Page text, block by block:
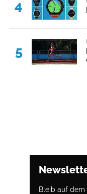
4
5
Bleib auf dem